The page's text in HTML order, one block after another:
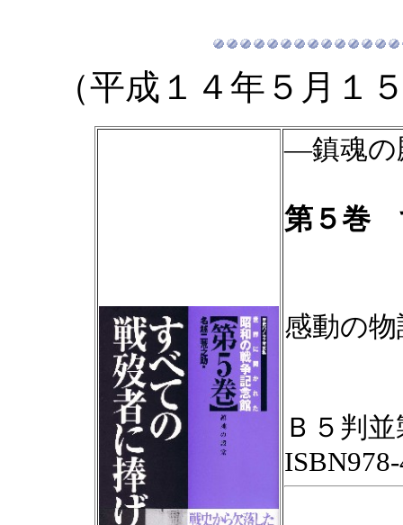
（平成１４年５月
―鎮魂
第５巻
感動の物
Ｂ５判